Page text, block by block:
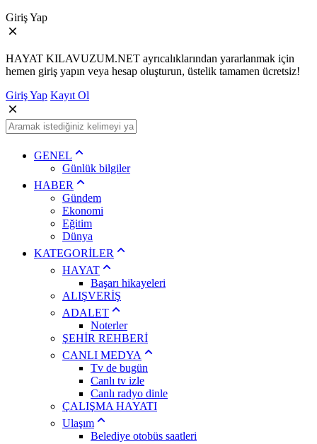
Giriş Yap
HAYAT KILAVUZUM.NET ayrıcalıklarından yararlanmak için
hemen giriş yapın veya hesap oluşturun, üstelik tamamen ücretsiz!
Giriş Yap Kayıt Ol
GENEL
Günlük bilgiler
HABER
Gündem
Ekonomi
Eğitim
Dünya
KATEGORİLER
HAYAT
Başarı hikayeleri
ALIŞVERİŞ
ADALET
Noterler
ŞEHİR REHBERİ
CANLI MEDYA
Tv de bugün
Canlı tv izle
Canlı radyo dinle
ÇALIŞMA HAYATI
Ulaşım
Belediye otobüs saatleri